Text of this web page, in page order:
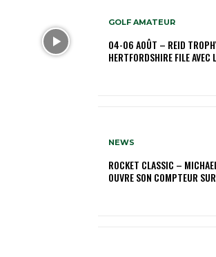
GOLF AMATEUR
04-06 AOÛT – REID
HERTFORDSHIRE FILE AVEC
NEWS
ROCKET CLASSIC –
OUVRE SON COMPTEUR